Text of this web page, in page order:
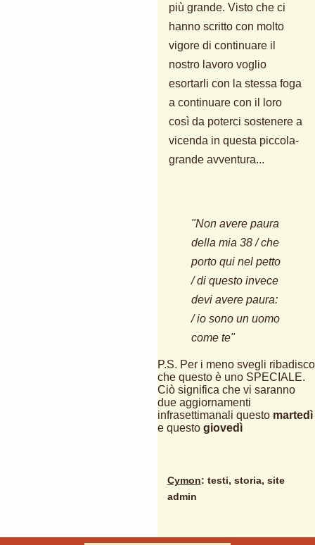
più grande. Visto che ci
hanno scritto con molto
vigore di continuare il
nostro lavoro voglio
esortarli con la stessa foga
a continuare con il loro
così da poterci sostenere a
vicenda in questa piccola-
grande avventura...
"Non avere paura
della mia 38 / che
porto qui nel petto
/ di questo invece
devi avere paura:
/ io sono un uomo
come te"
P.S. Per i meno svegli ribadisco
che questo è uno SPECIALE.
Ciò significa che vi saranno
due aggiornamenti
infrasettimanali questo martedì
e questo giovedì
Cymon: testi, storia, site
admin